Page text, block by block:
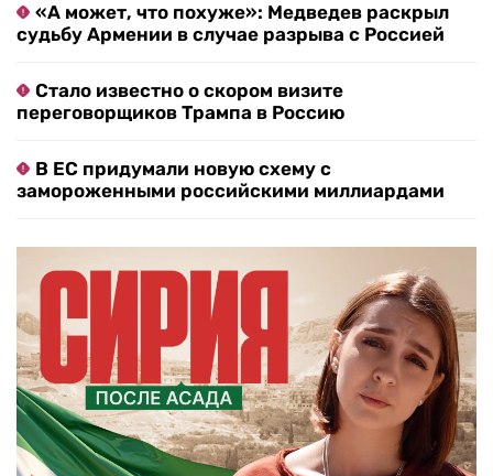
«А может, что похуже»: Медведев раскрыл
судьбу Армении в случае разрыва с Россией
Стало известно о скором визите
переговорщиков Трампа в Россию
В ЕС придумали новую схему с
замороженными российскими миллиардами